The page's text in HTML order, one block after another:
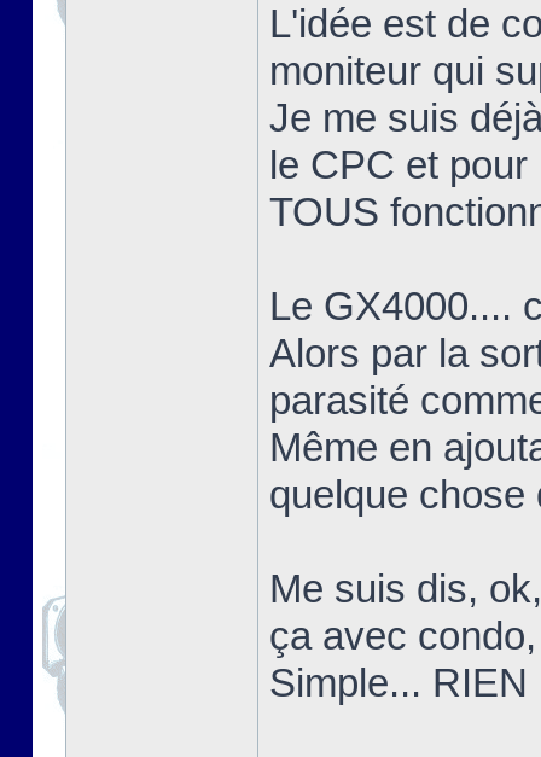
L'idée est de
moniteur qui
Je me suis
le CPC et pour
TOUS
Le GX4000....
Alors par la
parasité
Même en
quelque chose
Me suis dis,
ça avec
Simple...